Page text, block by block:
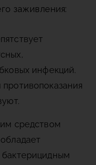
заживления:
инфекций.
средством